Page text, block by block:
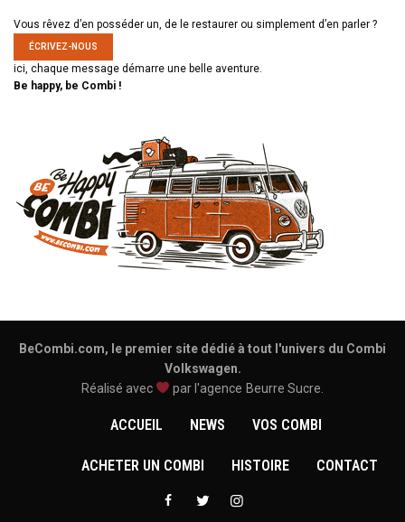
Vous rêvez d’en posséder un, de le restaurer ou simplement d’en parler ?
ÉCRIVEZ-NOUS
ici, chaque message démarre une belle aventure.
Be happy, be Combi !
BeCombi.com, le premier site dédié à tout l'univers du Combi
Volkswagen.
Réalisé avec
par l'agence Beurre Sucre
ACCUEIL NEWS VOS COMBI
ACHETER UN COMBI HISTOIRE CONTACT